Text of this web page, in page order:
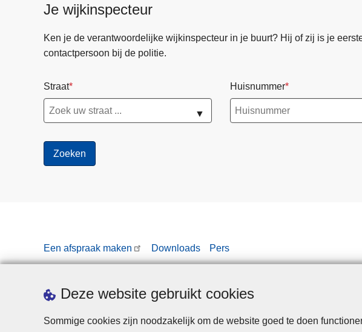
Deze website gebruikt cookies
Sommige cookies zijn noodzakelijk om de website goed te doen
Je wijkinspecteur
Ken je de verantwoordelijke wijkinspecteur in je buurt? Hij of zij is je
contactpersoon bij de politie.
Straat
▼
Huisnummer
Een afspraak maken Downloads Pers
Disclaimer